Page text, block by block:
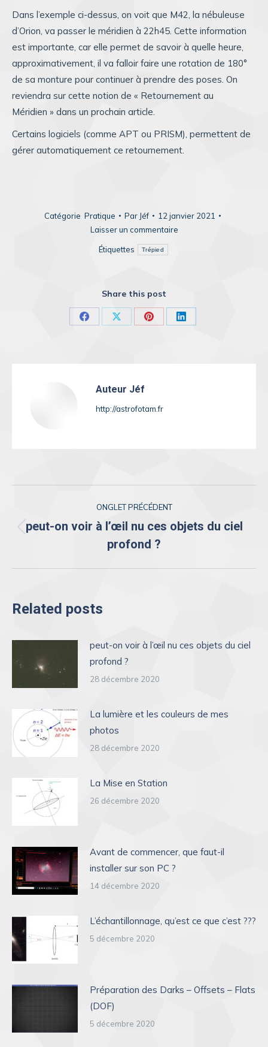
Dans l’exemple ci-dessus, on voit que M42, la nébuleuse
d’Orion, va passer le méridien à 22h45. Cette information
est importante, car elle permet de savoir à quelle heure,
approximativement, il va falloir faire une rotation de 180°
de sa monture pour continuer à prendre des poses. On
reviendra sur cette notion de « Retournement au
Méridien » dans un prochain article.
Certains logiciels (comme APT ou PRISM), permettent de
gérer automatiquement ce retournement.
Catégorie Pratique Par Jéf
12 janvier 2021
Laisser un commentaire
Étiquettes Trépied
Share this post
Share Share Share Share
Auteur Jéf
http://astrofotam.fr
de
commentaire
ONGLET PRÉCÉDENT
Onglet
précédent
peut-on voir à l’œil nu ces objets du ciel
profond ?
Related posts
peut-on voir à l’œil nu ces objets du ciel
profond ?
28 décembre 2020
La lumière et les couleurs de mes
photos
28 décembre 2020
La Mise en Station
26 décembre 2020
Avant de commencer, que faut-il
installer sur son PC ?
14 décembre 2020
L’échantillonnage, qu’est ce que c’est ???
5 décembre 2020
Préparation des Darks – Offsets – Flats
(DOF)
5 décembre 2020